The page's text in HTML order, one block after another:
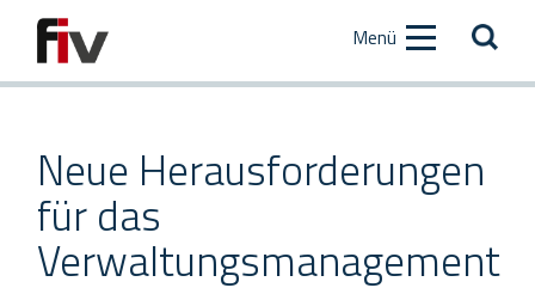
[AK+1]
Hauptnavigation
[AK+2]
Menü
Neue Herausforderungen
für das
Verwaltungsmanagement